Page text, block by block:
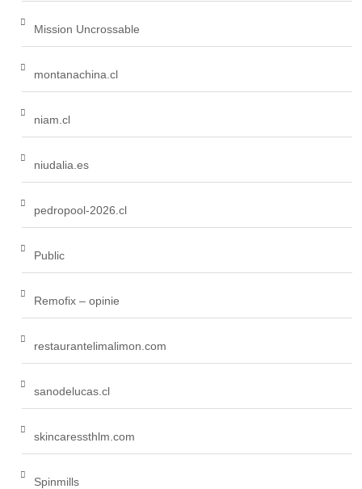
Mission Uncrossable
montanachina.cl
niam.cl
niudalia.es
pedropool-2026.cl
Public
Remofix – opinie
restaurantelimalimon.com
sanodelucas.cl
skincaressthlm.com
Spinmills